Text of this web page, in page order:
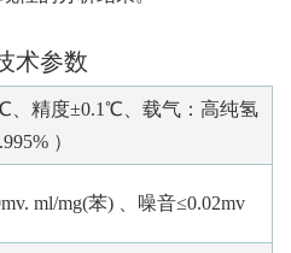
术参数
、精度±0.1℃、载气：高纯氢
）
ml/mg(苯) 、噪音≤0.02mv